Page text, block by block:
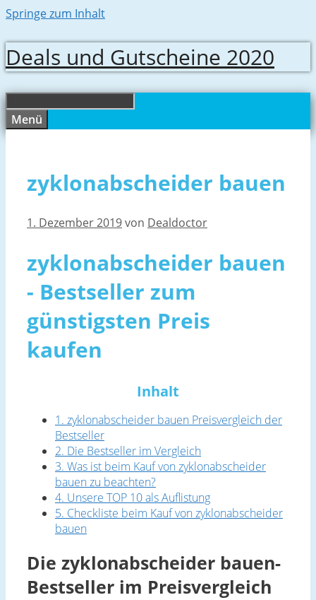
Springe zum Inhalt
Deals und Gutscheine 2020
Menü
zyklonabscheider bauen
1. Dezember 2019von Dealdoctor
zyklonabscheider bauen
- Bestseller zum
günstigsten Preis
kaufen
Inhalt
1. zyklonabscheider bauen Preisvergleich der
Bestseller
2. Die Bestseller im Vergleich
3. Was ist beim Kauf von zyklonabscheider
bauen zu beachten?
4. Unsere TOP 10 als Auflistung
5. Checkliste beim Kauf von zyklonabscheider
bauen
Die zyklonabscheider bauen-
Bestseller im Preisvergleich